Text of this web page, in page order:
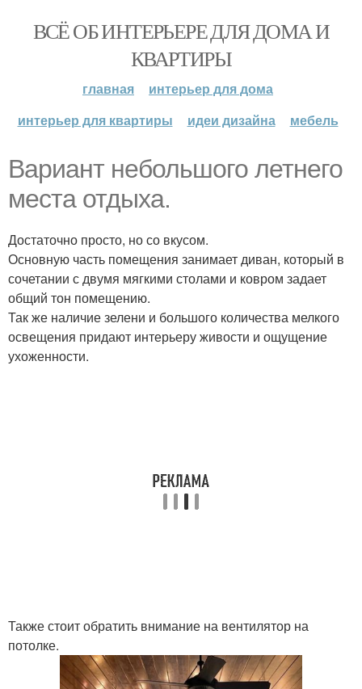
ВСЁ ОБ ИНТЕРЬЕРЕ ДЛЯ ДОМА И
КВАРТИРЫ
главная
интерьер для дома
интерьер для квартиры
идеи дизайна мебель
Вариант небольшого летнего
места отдыха.
Достаточно просто, но со вкусом.
Основную часть помещения занимает диван, который в
сочетании с двумя мягкими столами и ковром задает
общий тон помещению.
Так же наличие зелени и большого количества мелкого
освещения придают интерьеру живости и ощущение
ухоженности.
Также стоит обратить внимание на вентилятор на
потолке.